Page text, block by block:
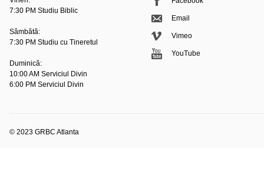
7:30 PM Studiu Biblic
Sâmbătă:
7:30 PM Studiu cu Tineretul
Duminică:
10:00 AM Serviciul Divin
6:00 PM Serviciul Divin
Email
Vimeo
YouTube
© 2023 GRBC Atlanta